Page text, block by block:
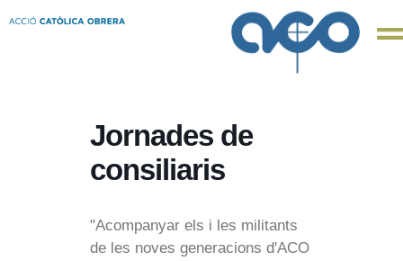
Jornades de
consiliaris
"Acompanyar els i les militants
de les noves generacions d'ACO